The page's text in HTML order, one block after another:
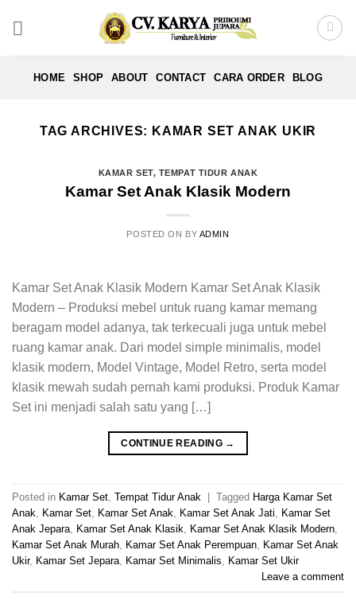
HOME SHOP ABOUT CONTACT CARA ORDER BLOG
TAG ARCHIVES: KAMAR SET ANAK UKIR
KAMAR SET, TEMPAT TIDUR ANAK
Kamar Set Anak Klasik Modern
POSTED ON BY ADMIN
Kamar Set Anak Klasik Modern Kamar Set Anak Klasik
Modern – Produksi mebel untuk ruang kamar memang
beragam model adanya, tak terkecuali juga untuk mebel
ruang kamar anak. Dari model simple minimalis, model
klasik modern, Model Vintage, Model Retro, serta model
klasik mewah sudah pernah kami produksi. Produk Kamar
Set ini menjadi salah satu yang […]
CONTINUE READING →
Posted in Kamar Set Tempat Tidur Anak Tagged Harga Kamar Set
Anak
Kamar Set Kamar Set Anak Kamar Set Anak Jati
Kamar Set
Anak Jepara
Kamar Set Anak Klasik Kamar Set Anak Klasik Modern
Kamar Set Anak Murah
Kamar Set Anak Perempuan
Kamar Set Anak
Ukir, Kamar Set Jepara Kamar Set Minimalis
Kamar Set Ukir
Leave a comment